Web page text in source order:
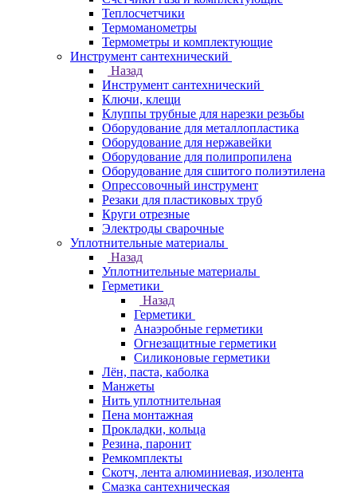
Теплосчетчики
Термоманометры
Термометры и комплектующие
Инструмент сантехнический
Назад
Инструмент сантехнический
Ключи, клещи
Клуппы трубные для нарезки резьбы
Оборудование для металлопластика
Оборудование для нержавейки
Оборудование для полипропилена
Оборудование для сшитого полиэтилена
Опрессовочный инструмент
Резаки для пластиковых труб
Круги отрезные
Электроды сварочные
Уплотнительные материалы
Назад
Уплотнительные материалы
Герметики
Назад
Герметики
Анаэробные герметики
Огнезащитные герметики
Силиконовые герметики
Лён, паста, каболка
Манжеты
Нить уплотнительная
Пена монтажная
Прокладки, кольца
Резина, паронит
Ремкомплекты
Скотч, лента алюминиевая, изолента
Смазка сантехническая